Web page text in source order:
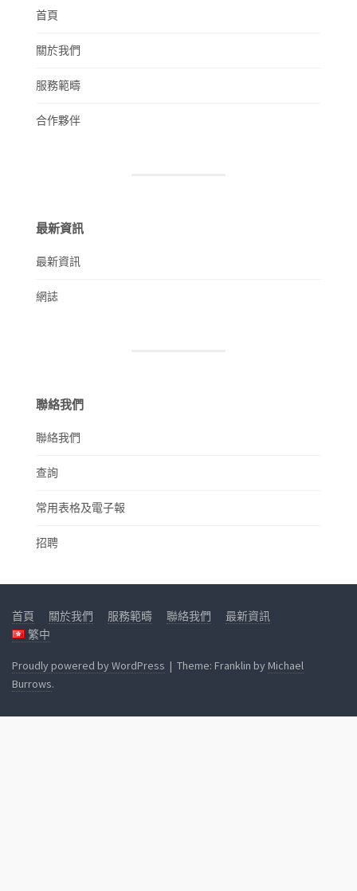
首頁
關於我們
服務範疇
合作夥伴
最新資訊
最新資訊
網誌
聯絡我們
聯絡我們
查詢
常用表格及電子報
招聘
首頁 關於我們 服務範疇 聯絡我們
最新資訊
繁中
Proudly powered by WordPress | Theme: Franklin byMichael
Burrows.